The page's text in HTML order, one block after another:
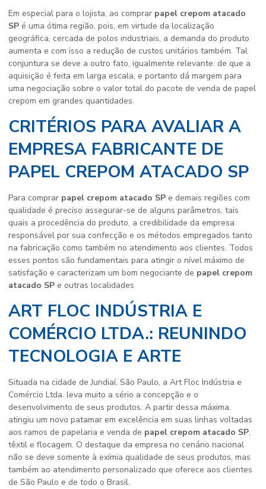
Em especial para o lojista, ao comprar papel crepom atacado
SP é uma ótima região, pois, em virtude da localização
geográfica, cercada de polos industriais, a demanda do produto
aumenta e com isso a redução de custos unitários também. Tal
conjuntura se deve a outro fato, igualmente relevante: de que a
aquisição é feita em larga escala, e portanto dá margem para
uma negociação sobre o valor total do pacote de venda de papel
crepom em grandes quantidades.
CRITÉRIOS PARA AVALIAR A
EMPRESA FABRICANTE DE
PAPEL CREPOM ATACADO SP
Para comprar papel crepom atacado SP e demais regiões com
qualidade é preciso assegurar-se de alguns parâmetros, tais
quais a procedência do produto, a credibilidade da empresa
responsável por sua confecção e os métodos empregados tanto
na fabricação como também no atendimento aos clientes. Todos
esses pontos são fundamentais para atingir o nível máximo de
satisfação e caracterizam um bom negociante de papel crepom
atacado SP e outras localidades
ART FLOC INDÚSTRIA E
COMÉRCIO LTDA.: REUNINDO
TECNOLOGIA E ARTE
Situada na cidade de Jundiaí, São Paulo, a Art Floc Indústria e
Comércio Ltda. leva muito a sério a concepção e o
desenvolvimento de seus produtos. A partir dessa máxima,
atingiu um novo patamar em excelência em suas linhas voltadas
aos ramos de papelaria e venda de papel crepom atacado SP,
têxtil e flocagem. O destaque da empresa no cenário nacional
não se deve somente à exímia qualidade de seus produtos, mas
também ao atendimento personalizado que oferece aos clientes
de São Paulo e de todo o Brasil.